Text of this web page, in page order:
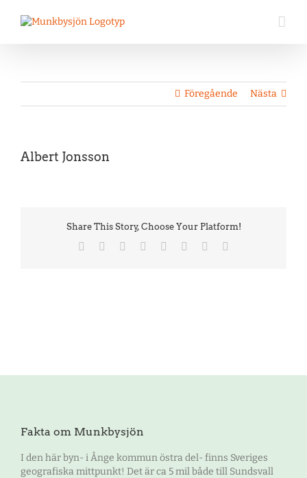
Föregående Nästa
Visa
Albert Jonsson
Share This Story, Choose Your Platform!
Facebook
TwitterReddit LinkedIn
TumblrPinterest
Fakta om Munkbysjön
I den här byn- i Ånge kommun östra del- finns Sveriges
geografiska mittpunkt! Det är ca 5 mil både till Sundsvall